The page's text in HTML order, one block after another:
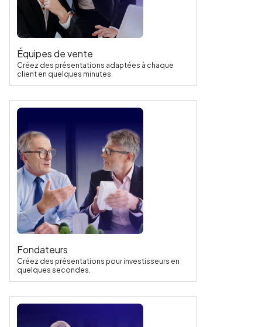
Équipes de vente
Créez des présentations adaptées à chaque
client en quelques minutes.
Fondateurs
Créez des présentations pour investisseurs en
quelques secondes.